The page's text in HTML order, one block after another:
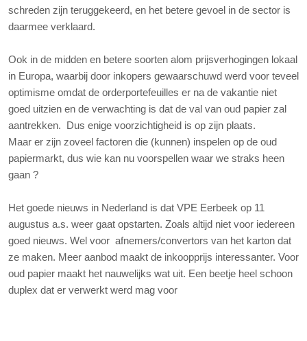
schreden zijn teruggekeerd, en het betere gevoel in de sector is
daarmee verklaard.
Ook in de midden en betere soorten alom prijsverhogingen lokaal
in Europa, waarbij door inkopers gewaarschuwd werd voor teveel
optimisme omdat de orderportefeuilles er na de vakantie niet
goed uitzien en de verwachting is dat de val van oud papier zal
aantrekken. Dus enige voorzichtigheid is op zijn plaats.
Maar er zijn zoveel factoren die (kunnen) inspelen op de oud
papiermarkt, dus wie kan nu voorspellen waar we straks heen
gaan ?
Het goede nieuws in Nederland is dat VPE Eerbeek op 11
augustus a.s. weer gaat opstarten. Zoals altijd niet voor iedereen
goed nieuws. Wel voor afnemers/convertors van het karton dat
ze maken. Meer aanbod maakt de inkoopprijs interessanter. Voor
oud papier maakt het nauwelijks wat uit. Een beetje heel schoon
duplex dat er verwerkt werd mag voor